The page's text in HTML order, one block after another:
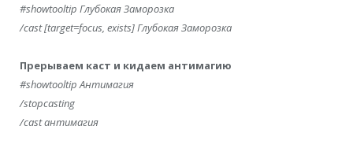
#showtooltip Глубокая Заморозка
/cast [target=focus, exists] Глубокая Заморозка
Прерываем каст и кидаем антимагию
#showtooltip Антимагия
/stopcasting
/cast антимагия